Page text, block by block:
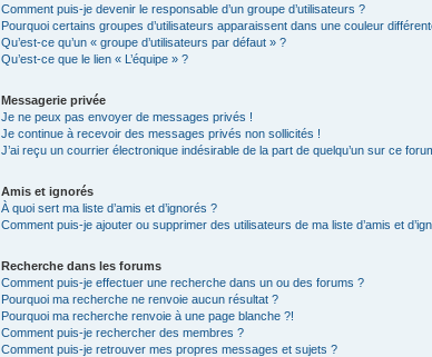
Comment puis-je devenir le responsable d’un groupe d’utilisateurs ?
Pourquoi certains groupes d’utilisateurs apparaissent dans une couleur
Qu’est-ce qu’un « groupe d’utilisateurs par défaut » ?
Qu’est-ce que le lien « L’équipe » ?
Messagerie privée
Je ne peux pas envoyer de messages privés !
Je continue à recevoir des messages privés non sollicités !
J’ai reçu un courrier électronique indésirable de la part de quelqu’un sur ce
Amis et ignorés
À quoi sert ma liste d’amis et d’ignorés ?
Comment puis-je ajouter ou supprimer des utilisateurs de ma liste d’amis et
Recherche dans les forums
Comment puis-je effectuer une recherche dans un ou des forums ?
Pourquoi ma recherche ne renvoie aucun résultat ?
Pourquoi ma recherche renvoie à une page blanche ?!
Comment puis-je rechercher des membres ?
Comment puis-je retrouver mes propres messages et sujets ?